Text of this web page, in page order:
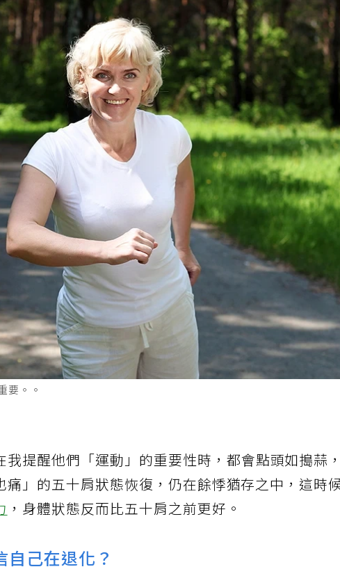
要。。
提醒他們「運動」的重要性時，都會點頭如搗蒜，
」的五十肩狀態恢復，仍在餘悸猶存之中，這時
，身體狀態反而比五十肩之前更好。
己在退化？